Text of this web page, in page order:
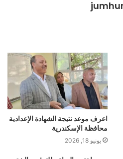
اعرف موعد نتيجة الشهادة الإعدادية
محافظة الإسكندرية
يونيو 18, 2026